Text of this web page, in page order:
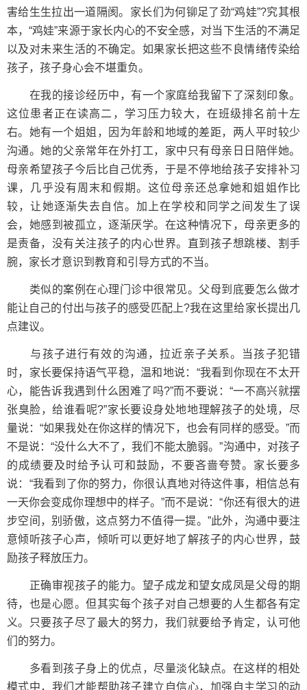
害给生生拉出一道隔阂。家长们为何铆足了劲“鸡娃”?究其根
本，“鸡娃”来源于家长内心的不安全感，对当下生活的不满足
以及对未来生活的不确定。如果家长把这些不良情绪传染给
孩子，孩子身心会不堪重负。
在我的接诊经历中，有一个家庭给我留下了深刻印象。
这位患者正在读高二，学习压力较大，在班级排名前十左
右。她有一个姐姐，因为年龄和地域的差距，两人平时较少
沟通。她的父亲常年在外打工，家中只有母亲日日陪伴她。
母亲希望孩子今后比自己优秀，于是不停地给孩子安排补习
课，几乎没有周末和假期。这位母亲还总拿她和姐姐作比
较，让她逐渐失去自信。加上在学校和同学之间发生了误
会，她感到被孤立，逐渐厌学。在这种情况下，母亲更多的
是责备，没有关注孩子的内心世界。直到孩子想跳楼、割手
腕，家长才意识到教育和引导方式的不当。
类似的案例在心理门诊中很常见。父母到底要怎么做才
能让自己的付出与孩子的感受匹配上?我在这里给家长提出几
点建议。
与孩子进行有效的沟通，拉近亲子关系。当孩子犯错
时，家长要保持语气平稳，温和地说：“我看到你现在不太开
心，能告诉我遇到什么困难了吗?”而不要说：“一不高兴就摆
张臭脸，给谁看呢?”家长要设身处地地理解孩子的处境，尽
量说：“如果我处在你这样的情况下，也会有同样的感受。”而
不是说：“没什么大不了，我们不能太脆弱。”沟通中，对孩子
的成绩要及时给予认可和鼓励，不要吝啬夸赞。家长要多
说：“我看到了你的努力，你很认真地对待这件事，相信总有
一天你会变成你理想中的样子。”而不是说：“你还有很大的进
步空间，别骄傲，这点努力不值得一提。”此外，沟通中要注
意倾听孩子心声，倾听可以更好地了解孩子的内心世界，鼓
励孩子释放压力。
正确审视孩子的能力。望子成龙和望女成凤是父母的期
待，也是心愿。但其实每个孩子对自己想要的人生都各有定
义。只要孩子尽了最大的努力，我们就要给予肯定，认可他
们的努力。
多看到孩子身上的优点，尽量淡化缺点。在这样的相处
模式中，我们才能帮助孩子建立自信心，加强自主学习的动